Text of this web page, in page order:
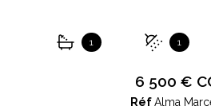
1 1
6 500 €
RéfAlma